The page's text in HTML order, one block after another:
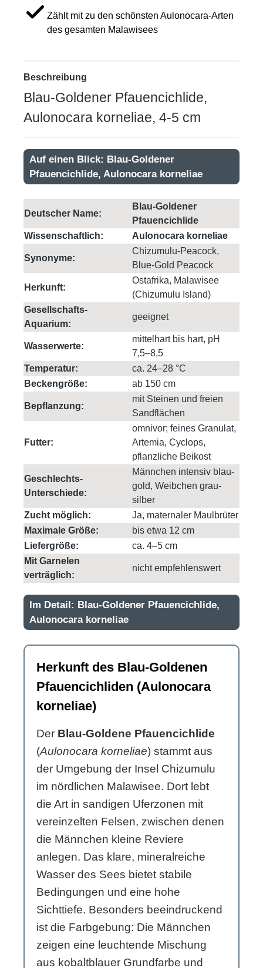
Zählt mit zu den schönsten Aulonocara-Arten
des gesamten Malawisees
Beschreibung
Blau-Goldener Pfauencichlide,
Aulonocara korneliae, 4-5 cm
Auf einen Blick: Blau-Goldener
Pfauencichlide, Aulonocara korneliae
Deutscher Name:
Blau-Goldener
Pfauencichlide
Wissenschaftlich:
Aulonocara korneliae
Synonyme:
Chizumulu-Peacock,
Blue-Gold Peacock
Herkunft:
Ostafrika, Malawisee
(Chizumulu Island)
Gesellschafts-
Aquarium:
geeignet
Wasserwerte:
mittelhart bis hart, pH
7,5–8,5
Temperatur:
ca. 24–28 °C
Beckengröße:
ab 150 cm
Bepflanzung:
mit Steinen und freien
Sandflächen
Futter:
omnivor; feines Granulat,
Artemia, Cyclops,
pflanzliche Beikost
Geschlechts-
Unterschiede:
Männchen intensiv blau-
gold, Weibchen grau-
silber
Zucht möglich:
Ja, maternaler Maulbrüter
Maximale Größe:
bis etwa 12 cm
Liefergröße:
ca. 4–5 cm
Mit Garnelen
verträglich:
nicht empfehlenswert
Im Detail: Blau-Goldener Pfauencichlide,
Aulonocara korneliae
Herkunft des Blau-Goldenen
Pfauencichliden (Aulonocara
korneliae)
Der Blau-Goldene Pfauencichlide
(Aulonocara korneliae) stammt aus
der Umgebung der Insel Chizumulu
im nördlichen Malawisee. Dort lebt
die Art in sandigen Uferzonen mit
vereinzelten Felsen, zwischen denen
die Männchen kleine Reviere
anlegen. Das klare, mineralreiche
Wasser des Sees bietet stabile
Bedingungen und eine hohe
Sichttiefe. Besonders beeindruckend
ist die Farbgebung: Die Männchen
zeigen eine leuchtende Mischung
aus kobaltblauer Grundfarbe und